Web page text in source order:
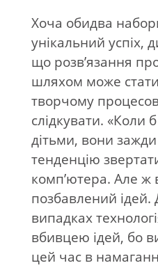
Хоча обидва
унікальний успіх,
що розв’язання
шляхом може
творчому
слідкувати. «Коли
дітьми, вони
тенденцію
комп’ютера. Але ж
позбавлений
випадках
вбивцею ідей, бо
цей час в